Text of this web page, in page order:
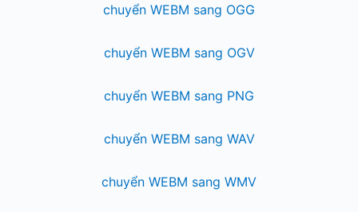
chuyển WEBM sang OGG
chuyển WEBM sang OGV
chuyển WEBM sang PNG
chuyển WEBM sang WAV
chuyển WEBM sang WMV